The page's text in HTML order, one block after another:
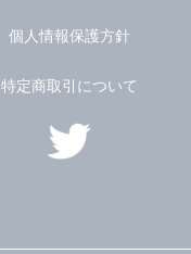
個人情報保護方針
特定商取引について